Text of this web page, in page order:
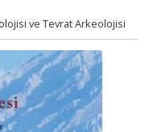
ve Tevrat Arkeolojisi